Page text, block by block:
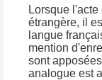
Lorsque
étrangère, il
langue
mention
sont
analogue est